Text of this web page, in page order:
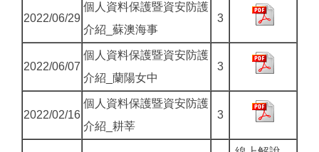
2022/06/29
個人資料保護暨資安防護
介紹_蘇澳海事
3
2022/06/07
個人資料保護暨資安防護
介紹_蘭陽女中
3
2022/02/16
個人資料保護暨資安防護
介紹_耕莘
3